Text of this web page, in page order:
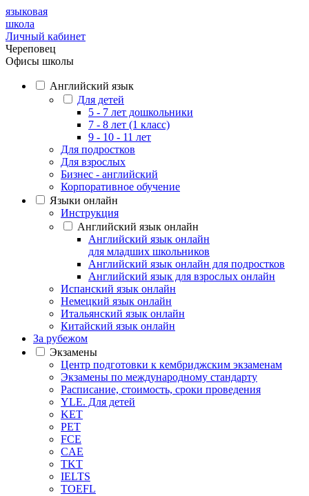
языковая
школа
Личный кабинет
Череповец
Офисы школы
Английский язык
Для детей
5 - 7 лет дошкольники
7 - 8 лет (1 класс)
9 - 10 - 11 лет
Для подростков
Для взрослых
Бизнес - английский
Корпоративное обучение
Языки онлайн
Инструкция
Английский язык онлайн
Английский язык онлайн
для младших школьников
Английский язык онлайн для подростков
Английский язык для взрослых онлайн
Испанский язык онлайн
Немецкий язык онлайн
Итальянский язык онлайн
Китайский язык онлайн
За рубежом
Экзамены
Центр подготовки к кембриджским экзаменам
Экзамены по международному стандарту
Расписание, стоимость, сроки проведения
YLE. Для детей
KET
PET
FCE
CAE
TKT
IELTS
TOEFL